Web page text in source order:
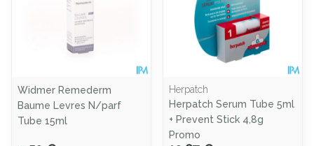
Widmer Remederm
Baume Levres N/parf
Tube 15ml
Herpatch
Herpatch Serum Tube 5ml
+ Prevent Stick 4,8g
Promo